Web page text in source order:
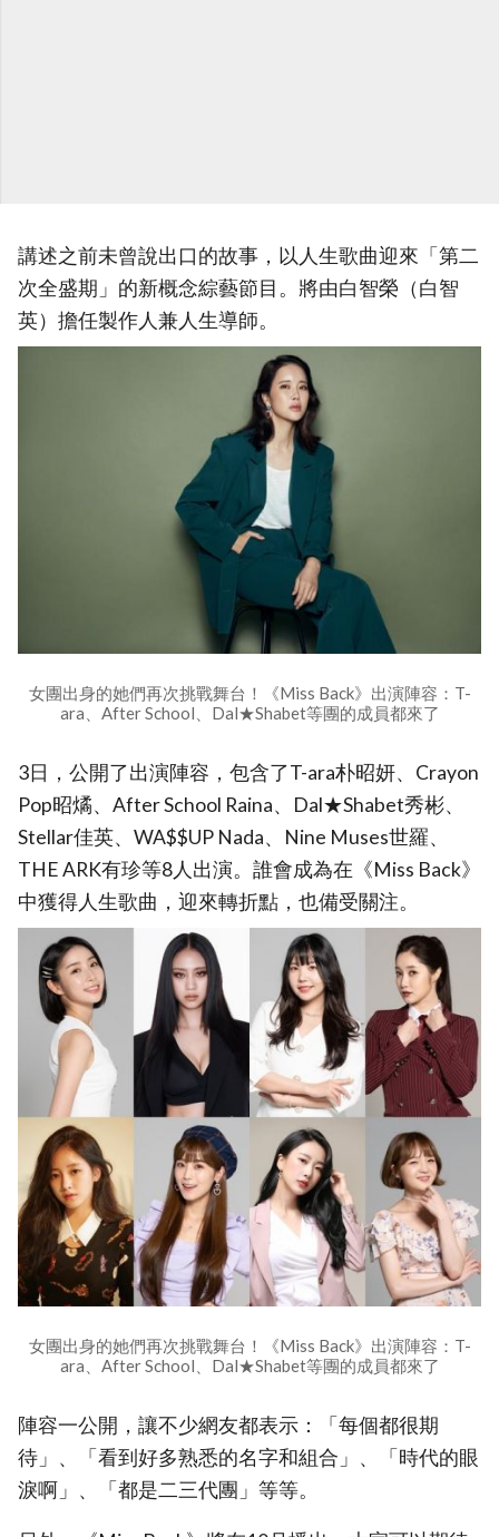
講述之前未曾說出口的故事，以人生歌曲迎來「第二
次全盛期」的新概念綜藝節目。將由白智榮（白智
英）擔任製作人兼人生導師。
女團出身的她們再次挑戰舞台！《Miss Back》出演陣容：T-
ara、After School、Dal★Shabet等團的成員都來了
3日，公開了出演陣容，包含了T-ara朴昭妍、Crayon
Pop昭燏、After School Raina、Dal★Shabet秀彬、
Stellar佳英、WA$$UP Nada、Nine Muses世羅、
THE ARK有珍等8人出演。誰會成為在《Miss Back》
中獲得人生歌曲，迎來轉折點，也備受關注。
女團出身的她們再次挑戰舞台！《Miss Back》出演陣容：T-
ara、After School、Dal★Shabet等團的成員都來了
陣容一公開，讓不少網友都表示：「每個都很期
待」、「看到好多熟悉的名字和組合」、「時代的眼
淚啊」、「都是二三代團」等等。